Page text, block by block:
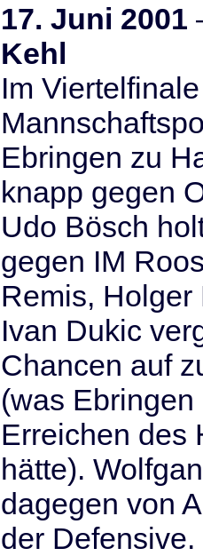
17. Juni 2001
Kehl
Im
Ebringen zu
knapp gegen
Udo Bösch
gegen IM
Remis,
Ivan Dukic
Chancen auf
(was
Erreichen des
hätte).
dagegen von
der Defensive.